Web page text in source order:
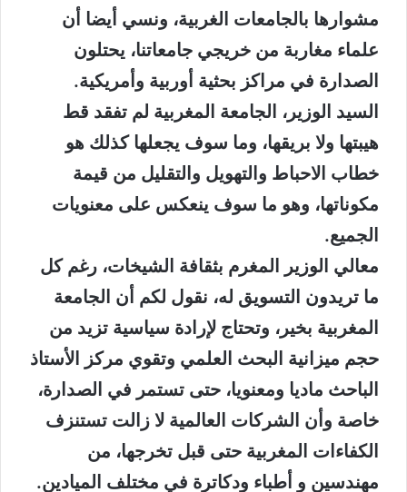
مشوارها بالجامعات الغربية، ونسي أيضا أن
علماء مغاربة من خريجي جامعاتنا، يحتلون
الصدارة في مراكز بحثية أوربية وأمريكية.
السيد الوزير، الجامعة المغربية لم تفقد قط
هيبتها ولا بريقها، وما سوف يجعلها كذلك هو
خطاب الاحباط والتهويل والتقليل من قيمة
مكوناتها، وهو ما سوف ينعكس على معنويات
الجميع.
معالي الوزير المغرم بثقافة الشيخات، رغم كل
ما تريدون التسويق له، نقول لكم أن الجامعة
المغربية بخير، وتحتاج لإرادة سياسية تزيد من
حجم ميزانية البحث العلمي وتقوي مركز الأستاذ
الباحث ماديا ومعنويا، حتى تستمر في الصدارة،
خاصة وأن الشركات العالمية لا زالت تستنزف
الكفاءات المغربية حتى قبل تخرجها، من
مهندسين و أطباء ودكاترة في مختلف الميادين.